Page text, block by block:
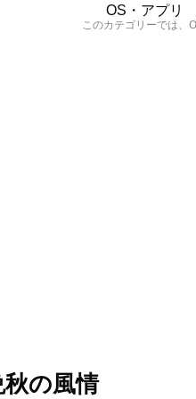
OS・アプリ
の風情